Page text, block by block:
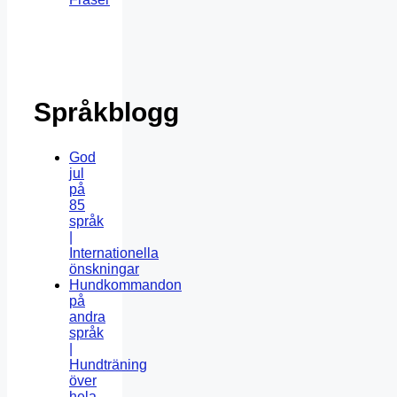
Språkblogg
God
jul
på
85
språk
Internationella
önskningar
Hundkommandon
på
andra
språk
Hundträning
över